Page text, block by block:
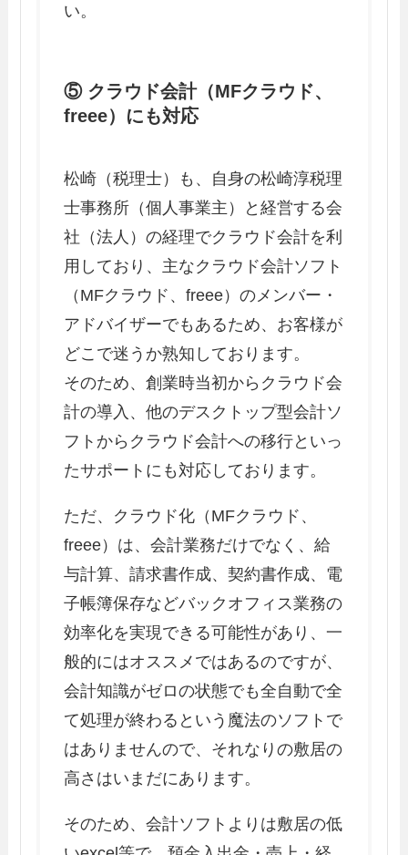
い。
⑤ クラウド会計（MFクラウド、
freee）にも対応
松崎（税理士）も、自身の松崎淳税理
士事務所（個人事業主）と経営する会
社（法人）の経理でクラウド会計を利
用しており、主なクラウド会計ソフト
（MFクラウド、freee）のメンバー・
アドバイザーでもあるため、お客様が
どこで迷うか熟知しております。
そのため、創業時当初からクラウド会
計の導入、他のデスクトップ型会計ソ
フトからクラウド会計への移行といっ
たサポートにも対応しております。
ただ、クラウド化（MFクラウド、
freee）は、会計業務だけでなく、給
与計算、請求書作成、契約書作成、電
子帳簿保存などバックオフィス業務の
効率化を実現できる可能性があり、一
般的にはオススメではあるのですが、
会計知識がゼロの状態でも全自動で全
て処理が終わるという魔法のソフトで
はありませんので、それなりの敷居の
高さはいまだにあります。
そのため、会計ソフトよりは敷居の低